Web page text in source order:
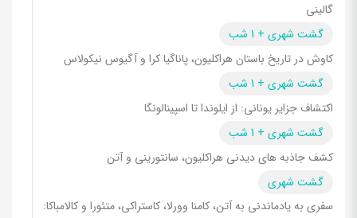
گالینی
گشت شهری + 1 شب
کاوش در تاریخ باستان هراکلیون، پاناگیا کرا و آگیوس نیکولاس
گشت شهری + 1 شب
اکتشاف جزایر یونانی: از ایلوندا تا اسپینالونگا
گشت شهری + 1 شب
کشف جاذبه های دیدنی هراکلیون، سانتورینی و آتن
گشت شهری
سفری به یادماندنی به آتن، کامنا وورلا، کاستراکی، متئورا و کالامباکا: